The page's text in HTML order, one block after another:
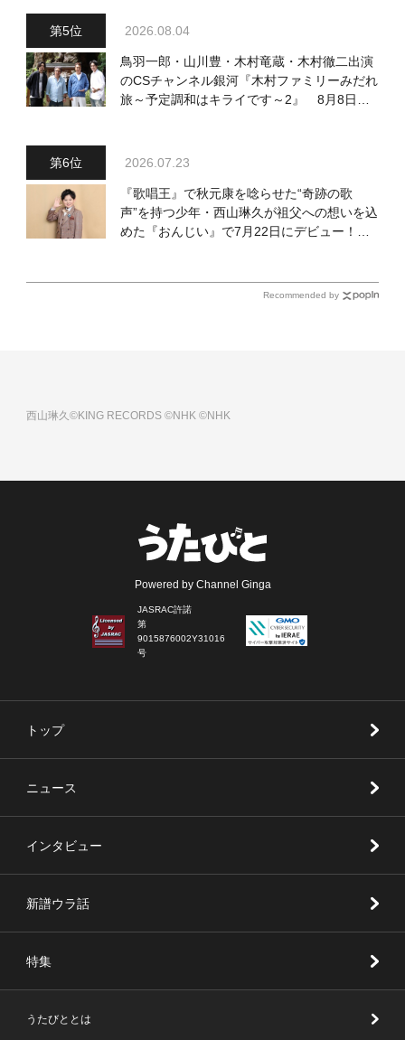
2026.08.04
鳥羽一郎・山川豊・木村竜蔵・木村徹二出演
のCSチャンネル銀河『木村ファミリーみだれ
旅～予定調和はキライです～2』 8月8日
2026.07.23
『歌唱王』で秋元康を唸らせた“奇跡の歌
声”を持つ少年・西山琳久が祖父への想いを込
めた『おんじい』で7月22日にデビュー！
Recommended by
西山琳久©KING RECORDS©NHK©NHK
Powered by Channel Ginga
JASRAC許諾
第
9015876002Y31016
号
トップ
ニュース
インタビュー
新譜ウラ話
特集
うたびととは